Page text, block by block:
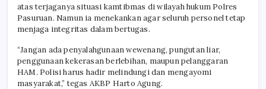
atas terjaganya situasi kamtibmas di wilayah hukum Polres
Pasuruan. Namun ia menekankan agar seluruh personel tetap
menjaga integritas dalam bertugas.
“Jangan ada penyalahgunaan wewenang, pungutan liar,
penggunaan kekerasan berlebihan, maupun pelanggaran
HAM. Polisi harus hadir melindungi dan mengayomi
masyarakat,” tegas AKBP Harto Agung.